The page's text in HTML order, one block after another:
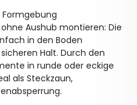
Aushub montieren: Die
in den Boden
Halt. Durch den
in runde oder eckige
als Steckzaun,